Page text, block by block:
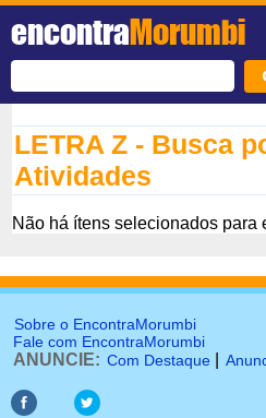
encontraMorumbi
LETRA Z - Busca
Atividades
Não há ítens selecionados para
Sobre o EncontraMorumbi
Fale com EncontraMorumbi
ANUNCIE: Com Destaque